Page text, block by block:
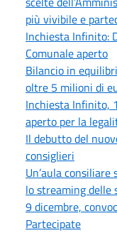
più vivibile e
Inchiesta Infinito:
Comunale aperto
Bilancio in
oltre 5 milioni di
Inchiesta Infinito,
aperto per la
Il debutto del
consiglieri
Un’aula
lo streaming delle
9 dicembre,
Partecipate